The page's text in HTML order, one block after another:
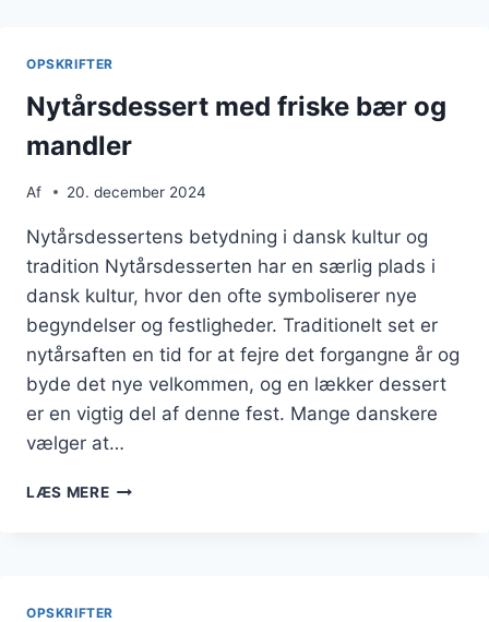
OPSKRIFTER
Nytårsdessert med friske bær og
mandler
Af 20. december 2024
Nytårsdessertens betydning i dansk kultur og
tradition Nytårsdesserten har en særlig plads i
dansk kultur, hvor den ofte symboliserer nye
begyndelser og festligheder. Traditionelt set er
nytårsaften en tid for at fejre det forgangne år og
byde det nye velkommen, og en lækker dessert
er en vigtig del af denne fest. Mange danskere
vælger at…
LÆS MERENYTÅRSDESSERT
OPSKRIFTER